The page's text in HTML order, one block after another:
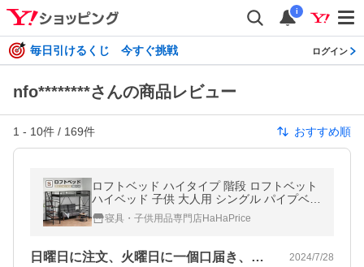
i
毎日引けるくじ 今すぐ挑戦 ログイン
nfo********さんの商品レビュー
1 - 10件 / 169件 おすすめ順
ロフトベッド ハイタイプ 階段 ロフトベット
ハイベッド 子供 大人用 シングル パイプベッ
ド コンセント宮付き システムベッド 収納 耐
震 パイプ床板 爆買
寝具・子供用品専門店HaHaPrice
日曜日に注文、火曜日に一個口届き、水曜… 2024/7/28